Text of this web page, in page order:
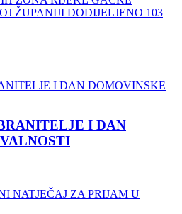
ŽUPANIJI DODIJELJENO 103
I DAN